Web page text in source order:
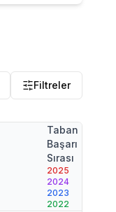
Filtreler
Taban
Başarı
Sırası
2025
2024
2023
2022